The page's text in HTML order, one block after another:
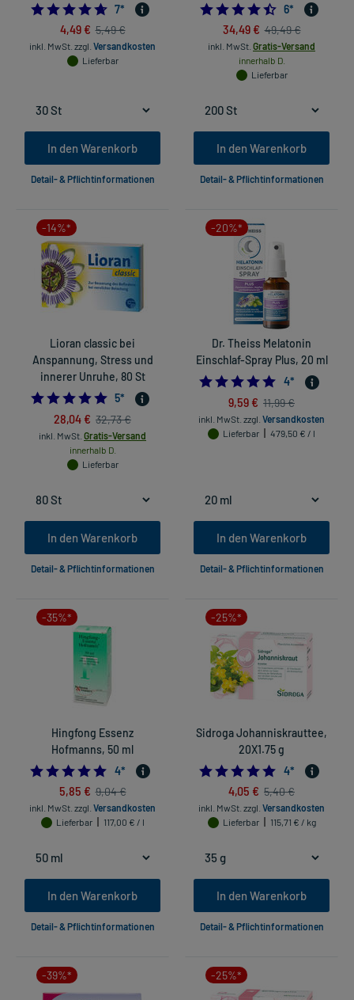
4.714285714285714
7*
4,49 € 5,49 €
inkl. MwSt. zzgl. Versandkosten
Lieferbar
In den Warenkorb
Detail- & Pflichtinformationen
4.5
6*
34,49 € 49,49 €
inkl. MwSt. Gratis-Versand
innerhalb D.
Lieferbar
In den Warenkorb
Detail- & Pflichtinformationen
-14%*
Lioran classic bei
Anspannung, Stress und
innerer Unruhe, 80 St
5.0
5*
28,04 € 32,73 €
inkl. MwSt. Gratis-Versand
innerhalb D.
Lieferbar
In den Warenkorb
Detail- & Pflichtinformationen
-20%*
Dr. Theiss Melatonin
Einschlaf-Spray Plus, 20 ml
5.0
4*
9,59 € 11,99 €
inkl. MwSt. zzgl. Versandkosten
Lieferbar
479,50 € / l
In den Warenkorb
Detail- & Pflichtinformationen
-35%*
Hingfong Essenz
Hofmanns, 50 ml
5.0
4*
5,85 € 9,04 €
inkl. MwSt. zzgl. Versandkosten
Lieferbar
117,00 € / l
In den Warenkorb
Detail- & Pflichtinformationen
-25%*
Sidroga Johanniskrauttee,
20X1.75 g
5.0
4*
4,05 € 5,40 €
inkl. MwSt. zzgl. Versandkosten
Lieferbar
115,71 € / kg
In den Warenkorb
Detail- & Pflichtinformationen
-39%* -25%*